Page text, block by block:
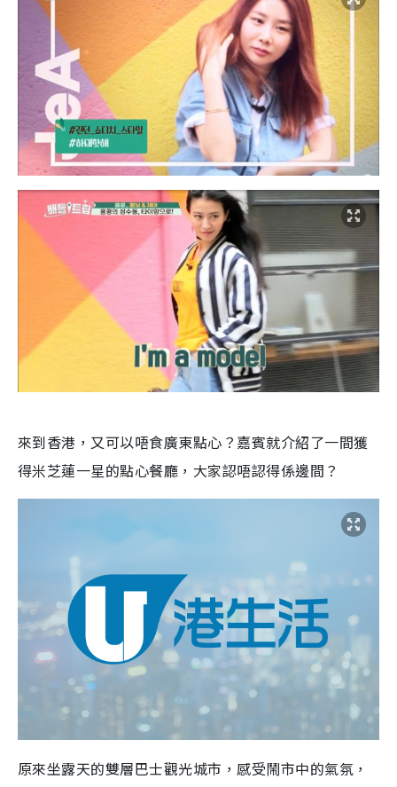
來到香港，又可以唔食廣東點心？嘉賓就介紹了一間獲
得米芝蓮一星的點心餐廳，大家認唔認得係邊間？
原來坐露天的雙層巴士觀光城市，感受鬧市中的氣氛，